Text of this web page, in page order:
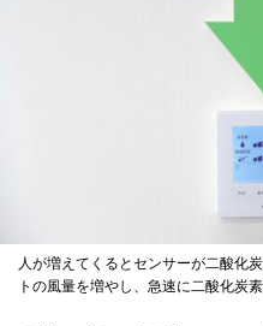
人が増えてくるとセンサーが二酸化
トの風量を増やし、急速に二酸化炭